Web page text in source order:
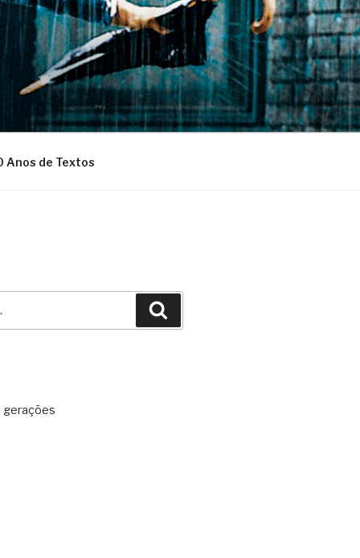
Anos de Textos
gerações